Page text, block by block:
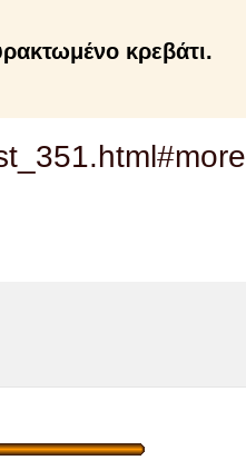
κρεβάτι.